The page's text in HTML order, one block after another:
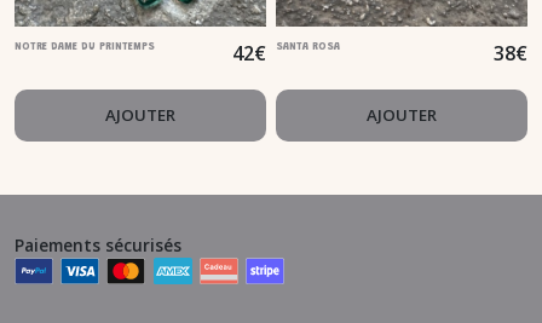
NOTRE DAME DU PRINTEMPS 42€
AJOUTER
SANTA ROSA 38€
AJOUTER
Paiements sécurisés